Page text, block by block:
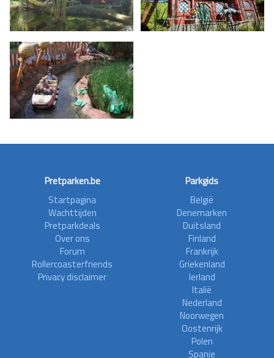
Pretparken.be
Startpagina
Wachttijden
Pretparkdeals
Over ons
Forum
Rollercoasterfriends
Privacy disclaimer
Parkgids
België
Denemarken
Duitsland
Finland
Frankrijk
Griekenland
Ierland
Italië
Nederland
Noorwegen
Oostenrijk
Polen
Spanje